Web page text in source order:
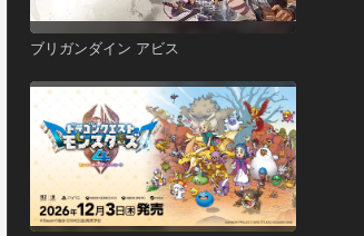
ブリガンダイン アビス